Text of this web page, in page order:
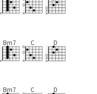
Bm7 C D
Bm7 C D